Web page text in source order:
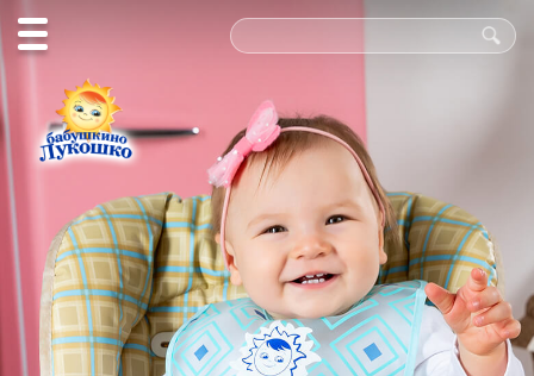
Польза
в каждой
ложке!